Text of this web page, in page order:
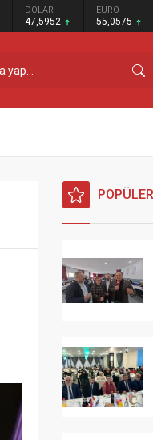
DOLAR
47,5952
EURO
55,0575